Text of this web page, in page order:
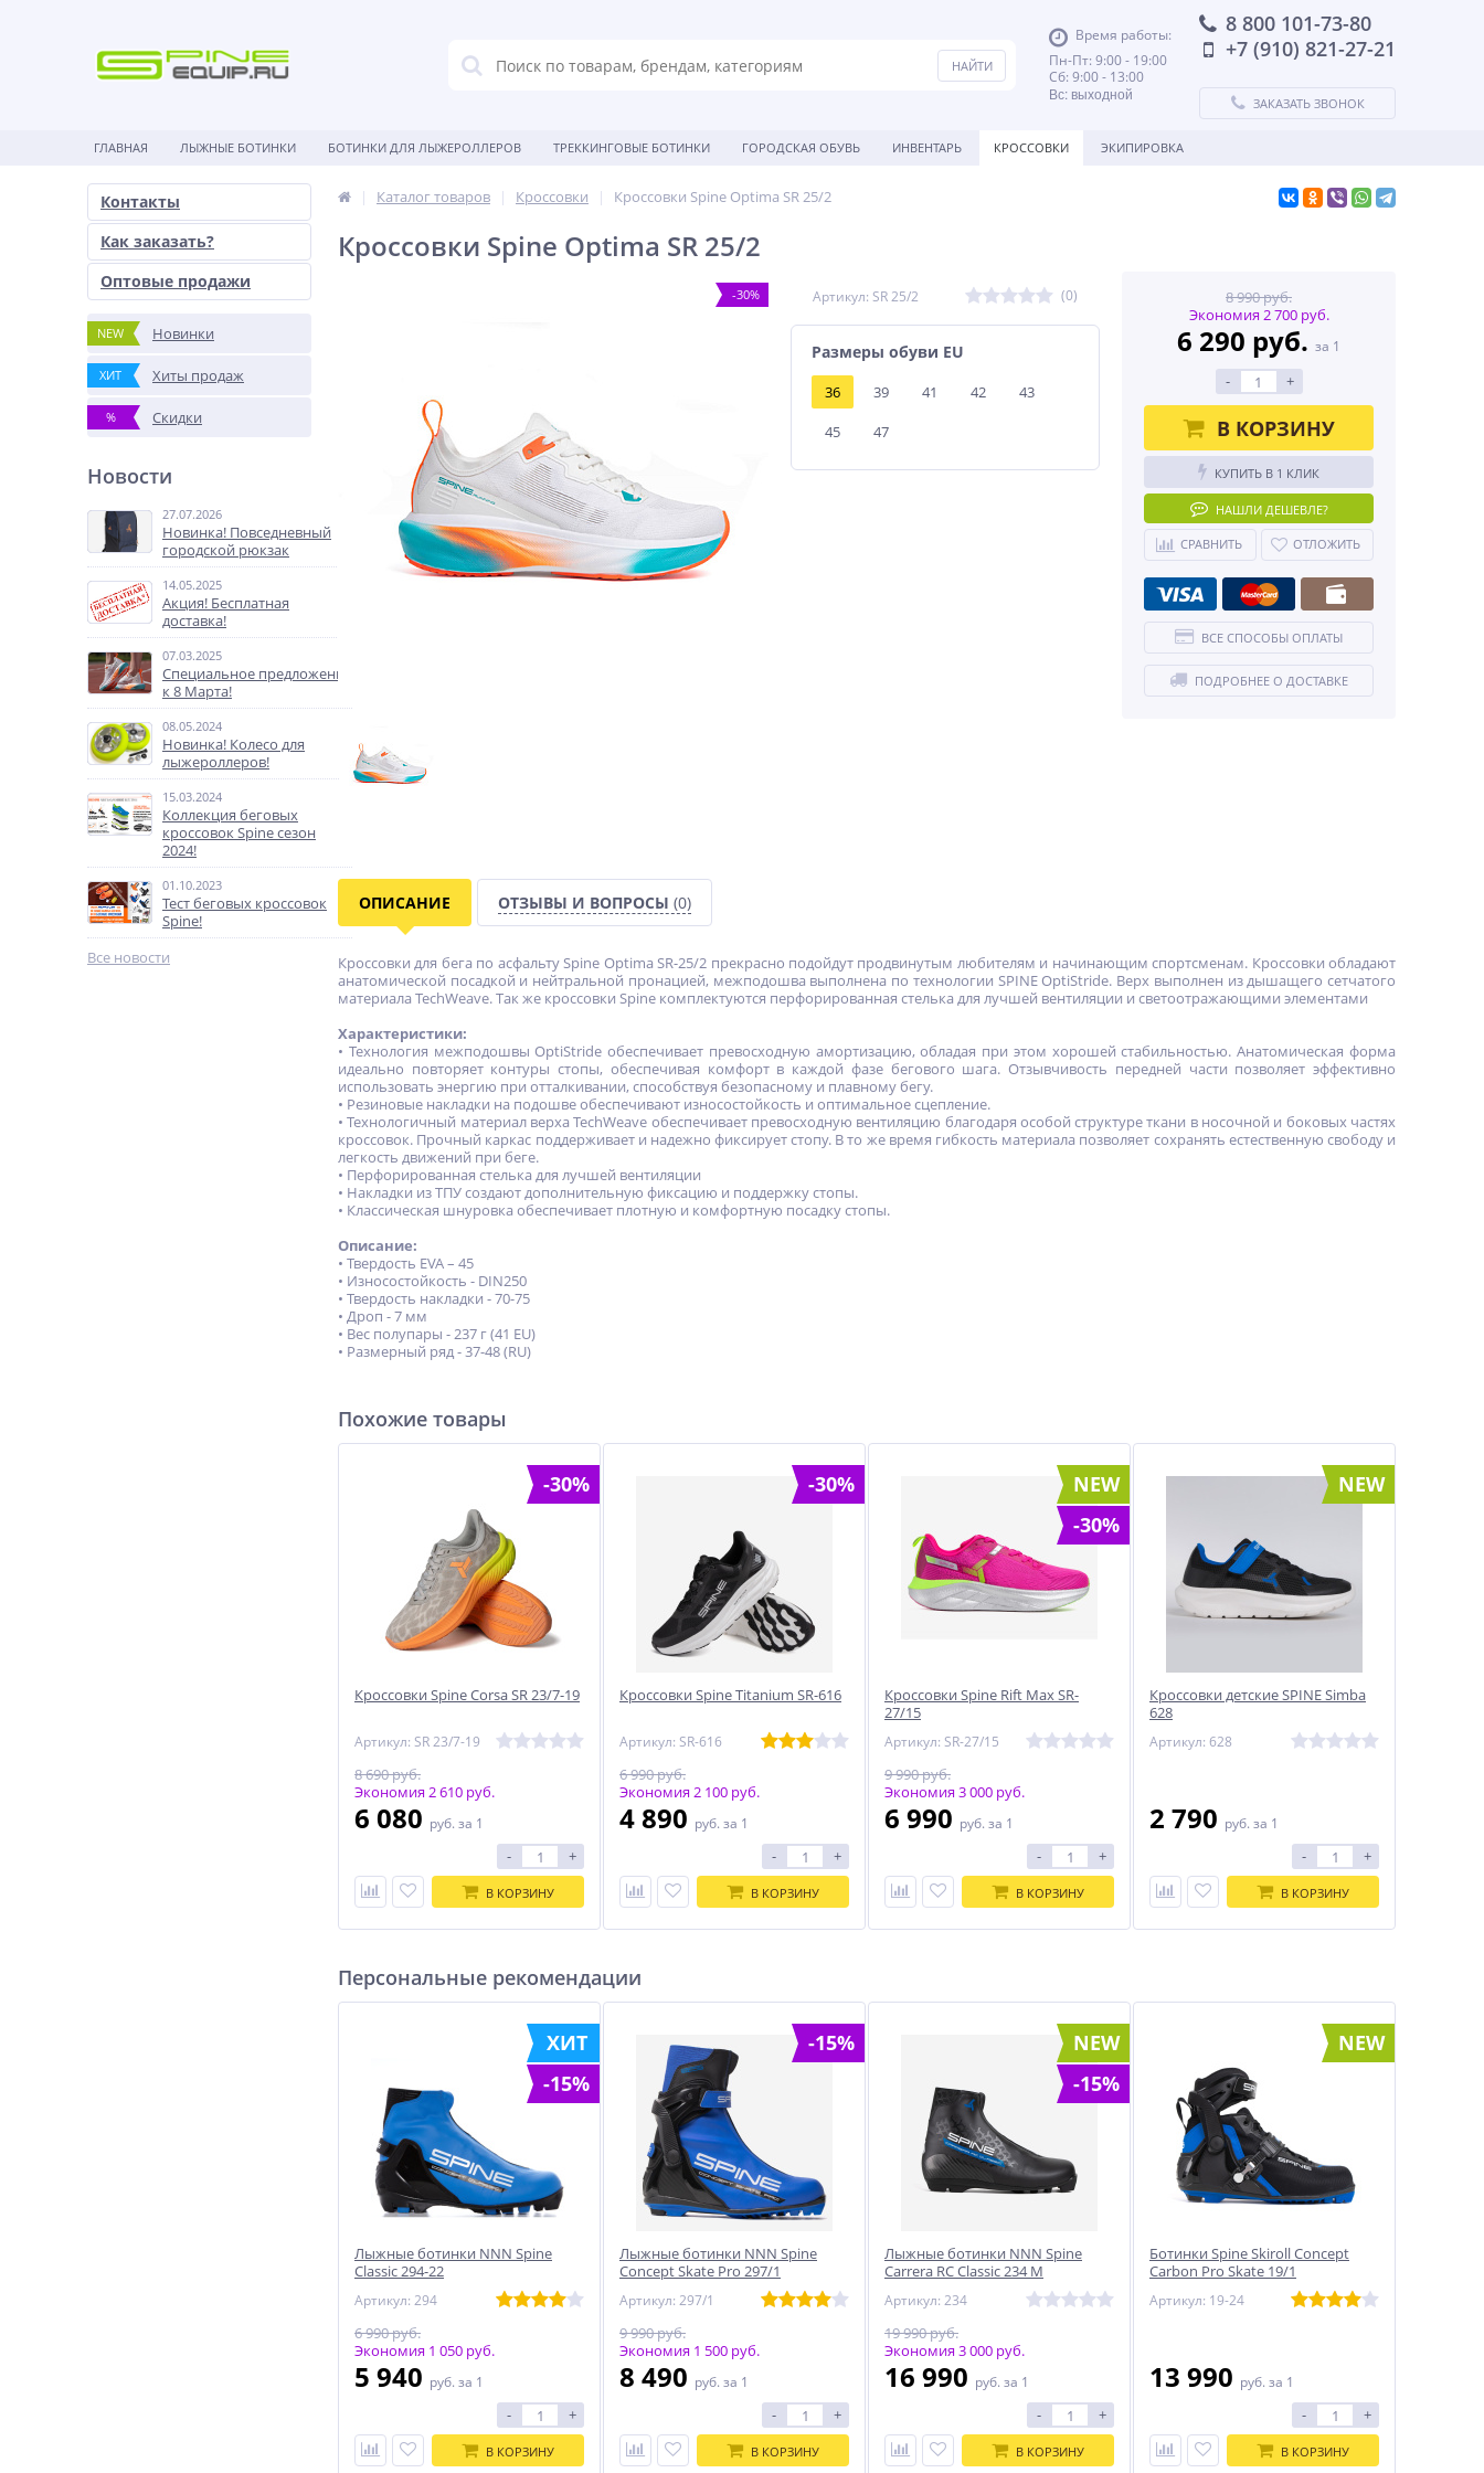
Время работы:
Пн-Пт: 9:00 - 19:00
Сб: 9:00 - 13:00
Вс: выходной
8 800 101-73-80
+7 (910) 821-27-21
ЗАКАЗАТЬ ЗВОНОК
ГЛАВНАЯ ЛЫЖНЫЕ БОТИНКИ БОТИНКИ ДЛЯ ЛЫЖЕРОЛЛЕРОВ ТРЕККИНГОВЫЕ БОТИНКИ ГОРОДСКАЯ ОБУВЬ ИНВЕНТАРЬ КРОССОВКИ ЭКИПИРОВКА
Контакты
Как заказать?
Оптовые продажи
NEW Новинки
ХИТ Хиты продаж
% Скидки
Новости
27.07.2026
Новинка! Повседневный
городской рюкзак
14.05.2025
Акция! Бесплатная
доставка!
07.03.2025
Специальное предложение
к 8 Марта!
08.05.2024
Новинка! Колесо для
лыжероллеров!
15.03.2024
Коллекция беговых
кроссовок Spine сезон
2024!
01.10.2023
Тест беговых кроссовок
Spine!
Все новости
Каталог товаров Кроссовки Кроссовки Spine Optima SR 25/2
Кроссовки Spine Optima SR 25/2
-30% Артикул: SR 25/2 (0)
Размеры обуви EU
36 39 41 42
43
45
47
8 990 руб.
Экономия 2 700 руб.
6 290 руб. за 1
- +
В КОРЗИНУ
КУПИТЬ В 1 КЛИК
НАШЛИ ДЕШЕВЛЕ?
СРАВНИТЬ ОТЛОЖИТЬ
ВСЕ СПОСОБЫ ОПЛАТЫ
ПОДРОБНЕЕ О ДОСТАВКЕ
ОПИСАНИЕ ОТЗЫВЫ И ВОПРОСЫ (0)
Кроссовки для бега по асфальту Spine Optima SR-25/2 прекрасно подойдут продвинутым любителям и начинающим спортсменам. Кроссовки обладают
анатомической посадкой и нейтральной пронацией, межподошва выполнена по технологии SPINE OptiStride. Верх выполнен из дышащего сетчатого
материала TechWeave. Так же кроссовки Spine комплектуются перфорированная стелька для лучшей вентиляции и светоотражающими элементами
Характеристики:
• Технология межподошвы OptiStride обеспечивает превосходную амортизацию, обладая при этом хорошей стабильностью. Анатомическая форма
идеально повторяет контуры стопы, обеспечивая комфорт в каждой фазе бегового шага. Отзывчивость передней части позволяет эффективно
использовать энергию при отталкивании, способствуя безопасному и плавному бегу.
• Резиновые накладки на подошве обеспечивают износостойкость и оптимальное сцепление.
• Технологичный материал верха TechWeave обеспечивает превосходную вентиляцию благодаря особой структуре ткани в носочной и боковых частях
кроссовок. Прочный каркас поддерживает и надежно фиксирует стопу. В то же время гибкость материала позволяет сохранять естественную свободу и
легкость движений при беге.
• Перфорированная стелька для лучшей вентиляции
• Накладки из ТПУ создают дополнительную фиксацию и поддержку стопы.
• Классическая шнуровка обеспечивает плотную и комфортную посадку стопы.
Описание:
• Твердость EVA – 45
• Износостойкость - DIN250
• Твердость накладки - 70-75
• Дроп - 7 мм
• Вес полупары - 237 г (41 EU)
• Размерный ряд - 37-48 (RU)
Похожие товары
-30%
Кроссовки Spine Corsa SR 23/7-19
Артикул: SR 23/7-19
8 690 руб.
Экономия 2 610 руб.
6 080 руб. за 1
- +
В КОРЗИНУ
-30%
Кроссовки Spine Titanium SR-616
Артикул: SR-616
6 990 руб.
Экономия 2 100 руб.
4 890 руб. за 1
- +
В КОРЗИНУ
NEW
-30%
Кроссовки Spine Rift Max SR-
27/15
Артикул: SR-27/15
9 990 руб.
Экономия 3 000 руб.
6 990 руб. за 1
- +
В КОРЗИНУ
NEW
Кроссовки детские SPINE Simba
628
Артикул: 628
2 790 руб. за 1
- +
В КОРЗИНУ
Персональные рекомендации
ХИТ
-15%
Лыжные ботинки NNN Spine
Classic 294-22
Артикул: 294
6 990 руб.
Экономия 1 050 руб.
5 940 руб. за 1
- +
В КОРЗИНУ
-15%
Лыжные ботинки NNN Spine
Concept Skate Pro 297/1
Артикул: 297/1
9 990 руб.
Экономия 1 500 руб.
8 490 руб. за 1
- +
В КОРЗИНУ
NEW
-15%
Лыжные ботинки NNN Spine
Carrera RC Classic 234 M
Артикул: 234
19 990 руб.
Экономия 3 000 руб.
16 990 руб. за 1
- +
В КОРЗИНУ
NEW
Ботинки Spine Skiroll Concept
Carbon Pro Skate 19/1
Артикул: 19-24
13 990 руб. за 1
- +
В КОРЗИНУ